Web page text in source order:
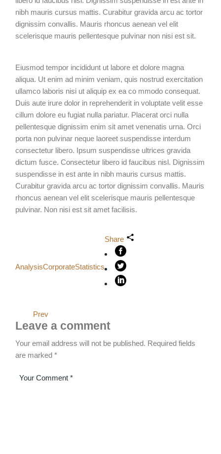
nibh mauris cursus mattis. Curabitur gravida arcu ac tortor
dignissim convallis. Mauris rhoncus aenean vel elit
scelerisque mauris pellentesque pulvinar non nisi est sit.
Eiusmod tempor incididunt ut labore et dolore magna
aliqua. Ut enim ad minim veniam, quis nostrud exercitation
ullamco laboris nisi ut aliquip ex ea co mmodo consequat.
Duis aute irure dolor in reprehenderit in voluptate velit esse
cillum dolore eu fugiat nulla pariatur. Placerat orci nulla
pellentesque dignissim enim sit amet venenatis urna. Orci
porta non pulvinar neque laoreet suspendisse interdum
consectetur libero. Ipsum suspendisse ultrices gravida
dictum fusce. Consectetur libero id faucibus nisl. Dignissim
suspendisse in est ante in nibh mauris cursus mattis.
Curabitur gravida arcu ac tortor dignissim convallis. Mauris
rhoncus aenean vel elit scelerisque mauris pellentesque
pulvinar. Non nisi est sit amet facilisis.
AnalysisCorporateStatistics
Share
Prev
Leave a comment
Your email address will not be published. Required fields
are marked*